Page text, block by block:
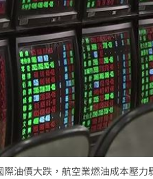
的生命覺醒！ 11:00
官方品牌齊聚 11:00
油價大跌，航空業燃油成本壓